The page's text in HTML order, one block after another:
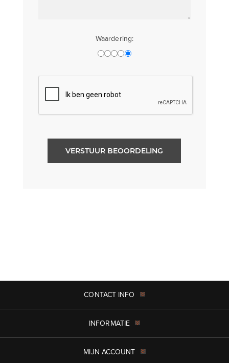
Waardering:
VERSTUUR BEOORDELING
CONTACT INFO
INFORMATIE
MIJN ACCOUNT